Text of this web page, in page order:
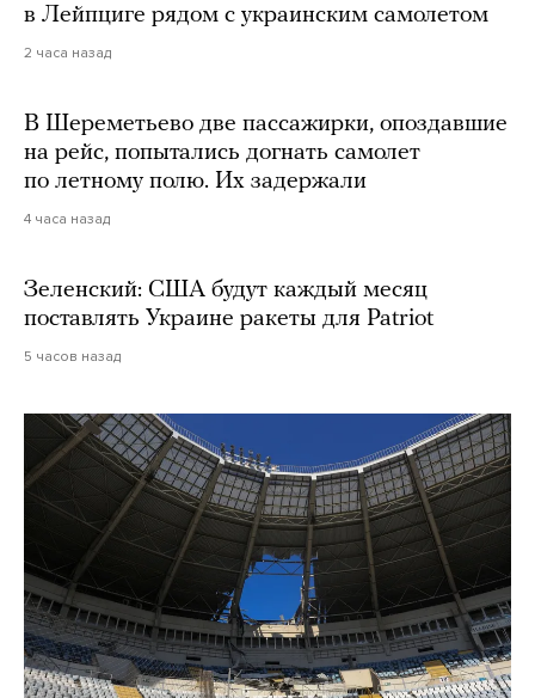
в Лейпциге рядом с украинским самолетом
2 часа назад
В Шереметьево две пассажирки, опоздавшие
на рейс, попытались догнать самолет
по летному полю. Их задержали
4 часа назад
Зеленский: США будут каждый месяц
поставлять Украине ракеты для Patriot
5 часов назад